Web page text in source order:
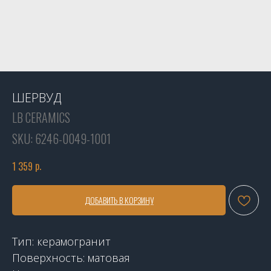
ШЕРВУД
LB CERAMICS
SKU: 6246-0049-1001
1 359 р.
ДОБАВИТЬ В КОРЗИНУ
Тип: керамогранит
Поверхность: матовая